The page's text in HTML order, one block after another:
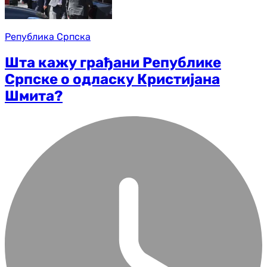
Република Српска
Шта кажу грађани Републике
Српске о одласку Кристијана
Шмита?